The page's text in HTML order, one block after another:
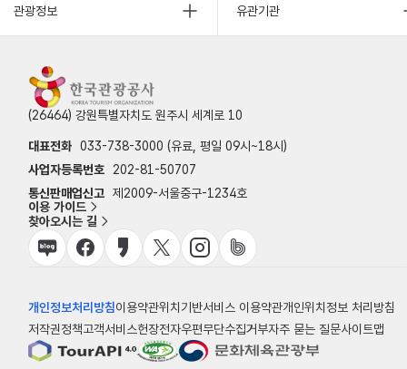
관광정보 유관기관
(26464) 강원특별자치도 원주시 세계로 10
대표전화 033-738-3000 (유료, 평일 09시~18시)
사업자등록번호
202-81-50707
통신판매업신고 제2009-서울중구-1234호
이용 가이드
찾아오시는 길
개인정보처리방침이용약관위치기반서비스 이용약관개인위치정보 처리방침
저작권정책고객서비스헌장전자우편무단수집거부자주 묻는 질문사이트맵